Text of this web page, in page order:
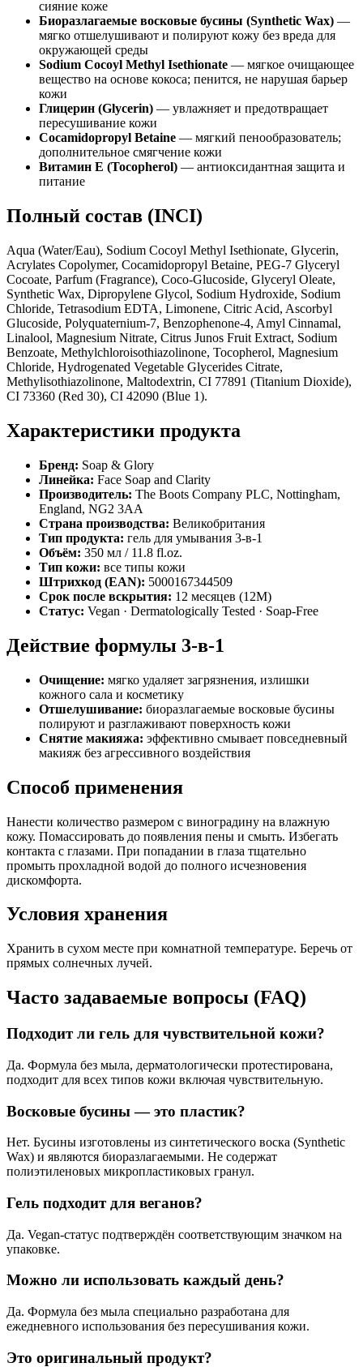
сияние коже
Биоразлагаемые восковые бусины (Synthetic Wax) —
мягко отшелушивают и полируют кожу без вреда для
окружающей среды
Sodium Cocoyl Methyl Isethionate — мягкое очищающее
вещество на основе кокоса; пенится, не нарушая барьер
кожи
Глицерин (Glycerin) — увлажняет и предотвращает
пересушивание кожи
Cocamidopropyl Betaine — мягкий пенообразователь;
дополнительное смягчение кожи
Витамин E (Tocopherol) — антиоксидантная защита и
питание
Полный состав (INCI)
Aqua (Water/Eau), Sodium Cocoyl Methyl Isethionate, Glycerin,
Acrylates Copolymer, Cocamidopropyl Betaine, PEG-7 Glyceryl
Cocoate, Parfum (Fragrance), Coco-Glucoside, Glyceryl Oleate,
Synthetic Wax, Dipropylene Glycol, Sodium Hydroxide, Sodium
Chloride, Tetrasodium EDTA, Limonene, Citric Acid, Ascorbyl
Glucoside, Polyquaternium-7, Benzophenone-4, Amyl Cinnamal,
Linalool, Magnesium Nitrate, Citrus Junos Fruit Extract, Sodium
Benzoate, Methylchloroisothiazolinone, Tocopherol, Magnesium
Chloride, Hydrogenated Vegetable Glycerides Citrate,
Methylisothiazolinone, Maltodextrin, CI 77891 (Titanium Dioxide),
CI 73360 (Red 30), CI 42090 (Blue 1).
Характеристики продукта
Бренд: Soap & Glory
Линейка: Face Soap and Clarity
Производитель: The Boots Company PLC, Nottingham,
England, NG2 3AA
Страна производства: Великобритания
Тип продукта: гель для умывания 3-в-1
Объём: 350 мл / 11.8 fl.oz.
Тип кожи: все типы кожи
Штрихкод (EAN): 5000167344509
Срок после вскрытия: 12 месяцев (12M)
Статус: Vegan · Dermatologically Tested · Soap-Free
Действие формулы 3-в-1
Очищение: мягко удаляет загрязнения, излишки
кожного сала и косметику
Отшелушивание: биоразлагаемые восковые бусины
полируют и разглаживают поверхность кожи
Снятие макияжа: эффективно смывает повседневный
макияж без агрессивного воздействия
Способ применения
Нанести количество размером с виноградину на влажную
кожу. Помассировать до появления пены и смыть. Избегать
контакта с глазами. При попадании в глаза тщательно
промыть прохладной водой до полного исчезновения
дискомфорта.
Условия хранения
Хранить в сухом месте при комнатной температуре. Беречь от
прямых солнечных лучей.
Часто задаваемые вопросы (FAQ)
Подходит ли гель для чувствительной кожи?
Да. Формула без мыла, дерматологически протестирована,
подходит для всех типов кожи включая чувствительную.
Восковые бусины — это пластик?
Нет. Бусины изготовлены из синтетического воска (Synthetic
Wax) и являются биоразлагаемыми. Не содержат
полиэтиленовых микропластиковых гранул.
Гель подходит для веганов?
Да. Vegan-статус подтверждён соответствующим значком на
упаковке.
Можно ли использовать каждый день?
Да. Формула без мыла специально разработана для
ежедневного использования без пересушивания кожи.
Это оригинальный продукт?